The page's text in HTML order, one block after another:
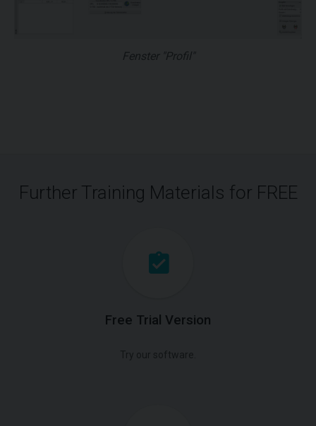
Fenster "Profil"
Further Training Materials for FREE
Free Trial Version